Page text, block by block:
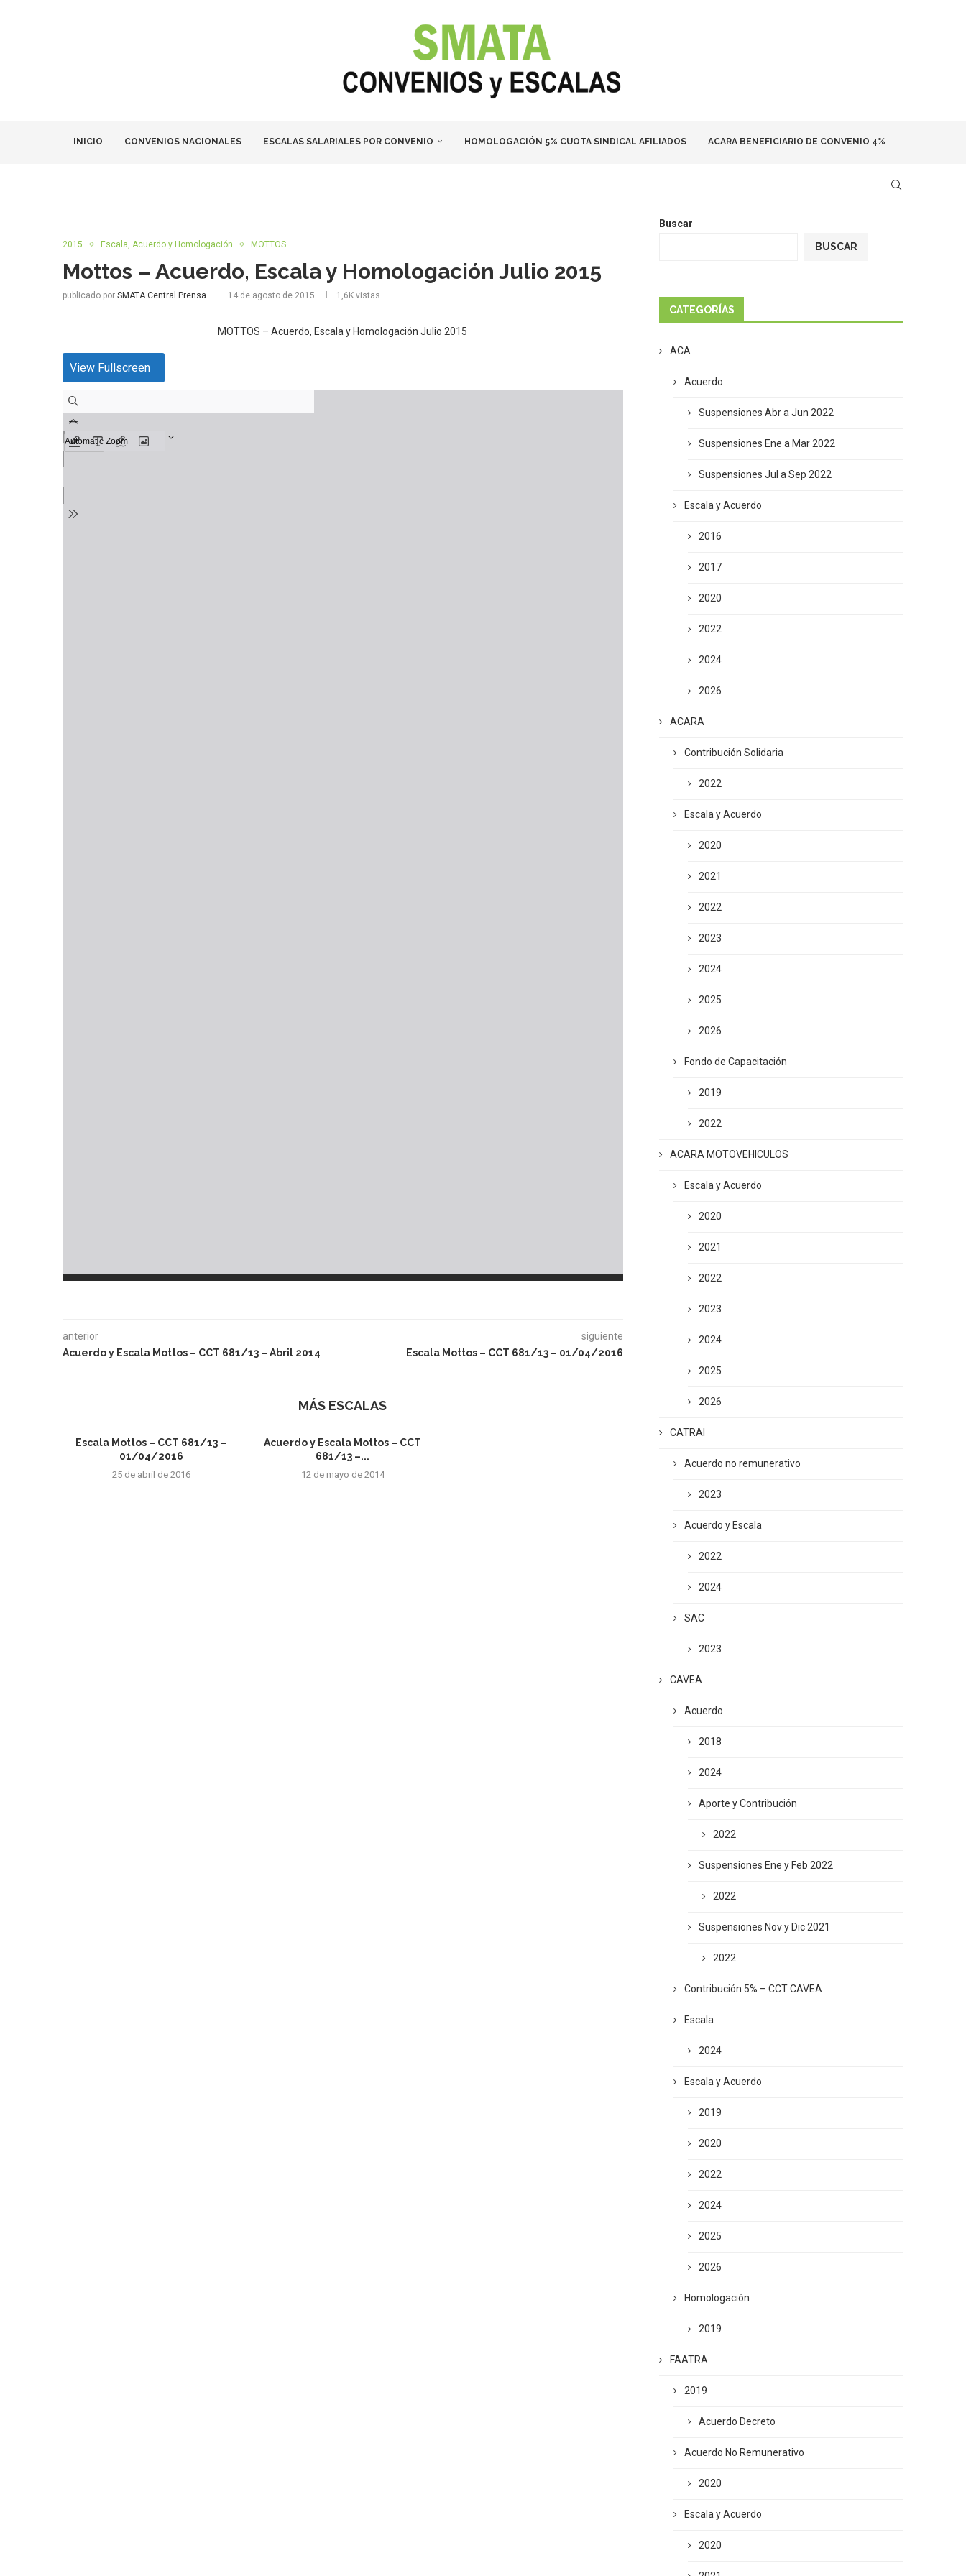
INICIO CONVENIOS NACIONALES ESCALAS SALARIALES POR CONVENIO HOMOLOGACIÓN 5% CUOTA SINDICAL AFILIADOS ACARA BENEFICIARIO DE CONVENIO 4%
2015 Escala, Acuerdo y Homologación MOTTOS
Mottos – Acuerdo, Escala y Homologación Julio 2015
publicado por SMATA Central Prensa 14 de agosto de 2015 1,6K vistas
MOTTOS – Acuerdo, Escala y Homologación Julio 2015
View Fullscreen
anterior
Acuerdo y Escala Mottos – CCT 681/13 – Abril 2014
siguiente
Escala Mottos – CCT 681/13 – 01/04/2016
MÁS ESCALAS
Escala Mottos – CCT 681/13 –
01/04/2016
25 de abril de 2016
Acuerdo y Escala Mottos – CCT
681/13 –...
12 de mayo de 2014
Buscar
BUSCAR
CATEGORÍAS
ACA
Acuerdo
Suspensiones Abr a Jun 2022
Suspensiones Ene a Mar 2022
Suspensiones Jul a Sep 2022
Escala y Acuerdo
2016
2017
2020
2022
2024
2026
ACARA
Contribución Solidaria
2022
Escala y Acuerdo
2020
2021
2022
2023
2024
2025
2026
Fondo de Capacitación
2019
2022
ACARA MOTOVEHICULOS
Escala y Acuerdo
2020
2021
2022
2023
2024
2025
2026
CATRAI
Acuerdo no remunerativo
2023
Acuerdo y Escala
2022
2024
SAC
2023
CAVEA
Acuerdo
2018
2024
Aporte y Contribución
2022
Suspensiones Ene y Feb 2022
2022
Suspensiones Nov y Dic 2021
2022
Contribución 5% – CCT CAVEA
Escala
2024
Escala y Acuerdo
2019
2020
2022
2024
2025
2026
Homologación
2019
FAATRA
2019
Acuerdo Decreto
Acuerdo No Remunerativo
2020
Escala y Acuerdo
2020